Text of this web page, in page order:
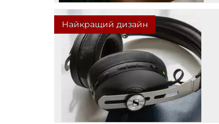
Найкращий дизайн